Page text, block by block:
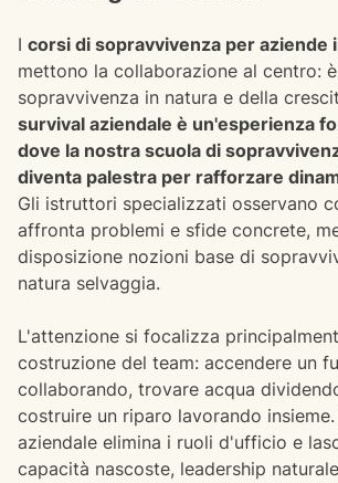
I corsi di sopravvivenza per aziende
mettono la collaborazione al centro:
sopravvivenza in natura e della
survival aziendale è un'esperienza
dove la nostra scuola di
diventa palestra per rafforzare
Gli istruttori specializzati osservano
affronta problemi e sfide concrete,
disposizione nozioni base di
natura selvaggia.
L'attenzione si focalizza
costruzione del team: accendere un
collaborando, trovare acqua
costruire un riparo lavorando
aziendale elimina i ruoli d'ufficio e
capacità nascoste, leadership